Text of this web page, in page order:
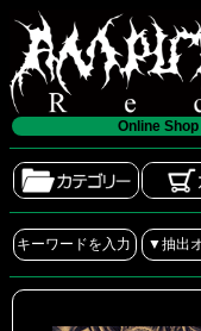
Online Shop